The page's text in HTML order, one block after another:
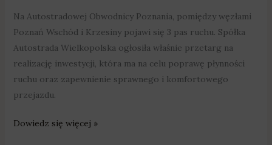
Na Autostradowej Obwodnicy Poznania, pomiędzy węzłami
Poznań Wschód i Krzesiny pojawi się 3 pas ruchu. Spółka
Autostrada Wielkopolska ogłosiła właśnie przetarg na
realizację inwestycji, która ma na celu poprawę płynności
ruchu oraz zapewnienie sprawnego i komfortowego
przejazdu.
Dowiedz się więcej »